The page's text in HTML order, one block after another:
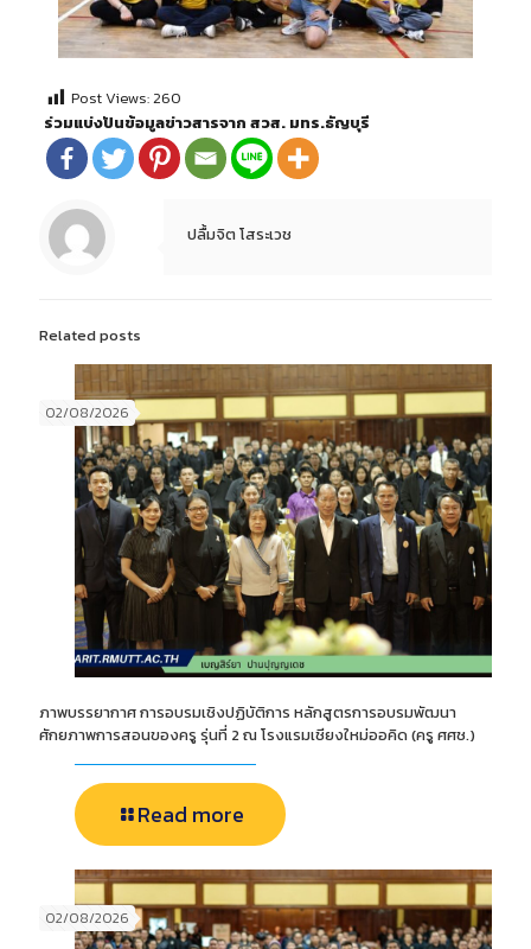
Post Views:260
ร่วมแบ่งปันข้อมูลข่าวสารจาก สวส. มทร.ธัญบุรี
ปลื้มจิต โสระเวช
Related posts
02/08/2026
ภาพบรรยากาศ การอบรมเชิงปฏิบัติการ หลักสูตรการอบรมพัฒนา
ศักยภาพการสอนของครู รุ่นที่ 2 ณ โรงแรมเชียงใหม่ออคิด (ครู ศศช.)
Read more
02/08/2026